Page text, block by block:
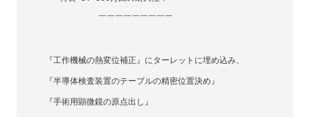
              ￣￣￣￣￣￣￣￣￣
   『工作機械の熱変位補正』にターレットに埋め込み、
   『半導体検査装置のテーブルの精密位置決め』
   『手術用顕微鏡の原点出し』